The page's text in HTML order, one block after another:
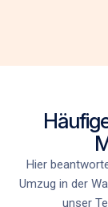
Hier
Umzug in der
unser